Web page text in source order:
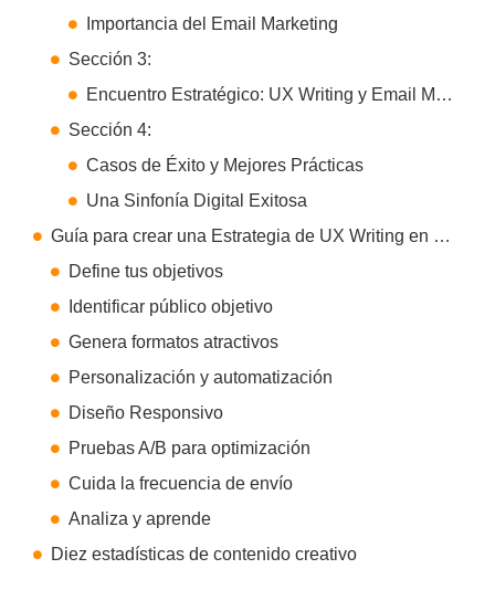
Importancia del Email Marketing
Sección 3:
Encuentro Estratégico: UX Writing y Email Marketing
Sección 4:
Casos de Éxito y Mejores Prácticas
Una Sinfonía Digital Exitosa
Guía para crear una Estrategia de UX Writing en Email Marketing
Define tus objetivos
Identificar público objetivo
Genera formatos atractivos
Personalización y automatización
Diseño Responsivo
Pruebas A/B para optimización
Cuida la frecuencia de envío
Analiza y aprende
Diez estadísticas de contenido creativo